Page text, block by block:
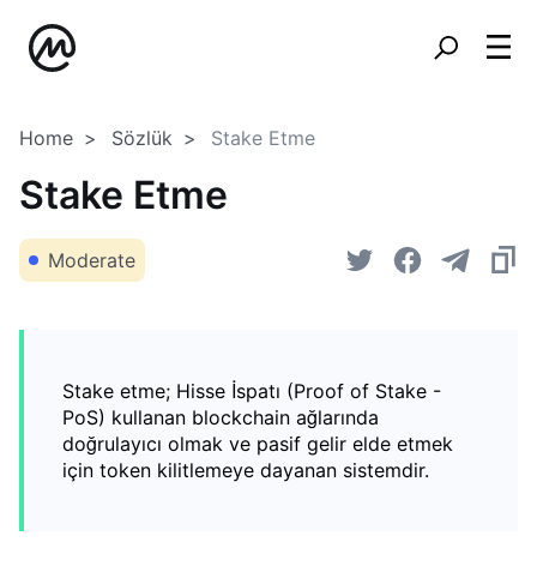
Home Sözlük Stake Etme
Stake Etme
Moderate
Stake etme; Hisse İspatı (Proof of Stake -
PoS) kullanan blockchain ağlarında
doğrulayıcı olmak ve pasif gelir elde etmek
için token kilitlemeye dayanan sistemdir.